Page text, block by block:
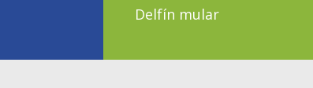
Delfín mular